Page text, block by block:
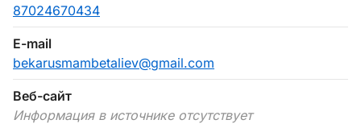
87024670434
E-mail
bekarusmambetaliev@gmail.com
Веб-сайт
Информация в источнике отсутствует